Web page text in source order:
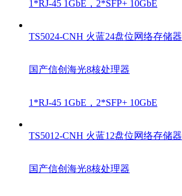
1*RJ-45 1GbE，2*SFP+ 10GbE
TS5024-CNH 火蓝24盘位网络存储器
国产信创海光8核处理器
1*RJ-45 1GbE，2*SFP+ 10GbE
TS5012-CNH 火蓝12盘位网络存储器
国产信创海光8核处理器